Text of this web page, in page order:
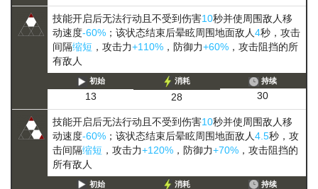
技能开启后无法行动且不受到伤害10秒并使周围敌人移
动速度-60% ；该状态结束后晕眩周围地面敌人4秒，攻击
间隔缩短 ，攻击力+110% ，防御力+60% ，攻击阻挡的所
有敌人
初始
13
消耗
28
持续
30
技能开启后无法行动且不受到伤害10秒并使周围敌人移
动速度-60% ；该状态结束后晕眩周围地面敌人4.5秒，攻
击间隔缩短 ，攻击力+120% ，防御力+70% ，攻击阻挡的
所有敌人
初始 消耗 持续